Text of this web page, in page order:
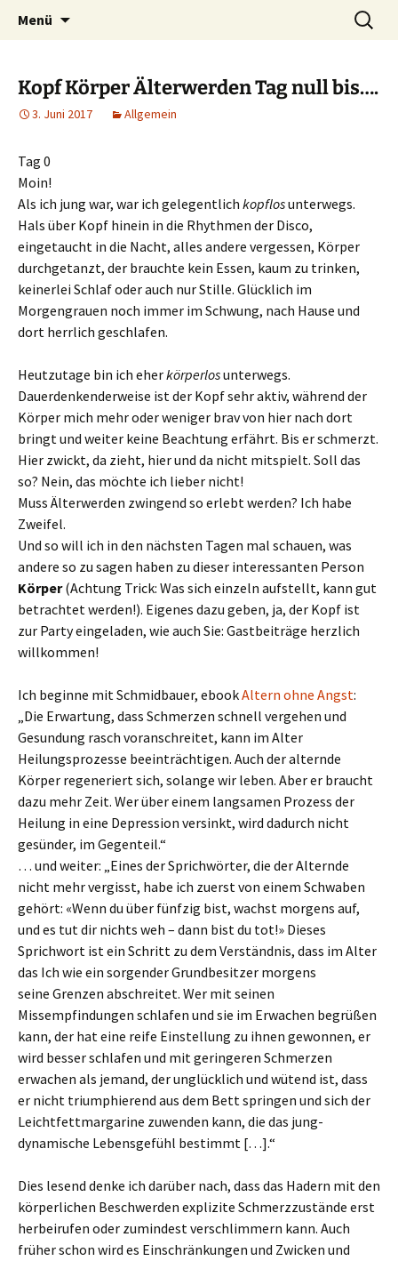
Ulrike Roderwald
Heilpraktische Psychotherapie
Menü
Suche
nach:
Kopf Körper Älterwerden Tag null bis….
3. Juni 2017 Allgemein
Tag 0
Moin!
Als ich jung war, war ich gelegentlich kopflosunterwegs.
Hals über Kopf hinein in die Rhythmen der Disco,
eingetaucht in die Nacht, alles andere vergessen, Körper
durchgetanzt, der brauchte kein Essen, kaum zu trinken,
keinerlei Schlaf oder auch nur Stille. Glücklich im
Morgengrauen noch immer im Schwung, nach Hause und
dort herrlich geschlafen.
Heutzutage bin ich eherkörperlosunterwegs.
Dauerdenkenderweise ist der Kopf sehr aktiv, während der
Körper mich mehr oder weniger brav von hier nach dort
bringt und weiter keine Beachtung erfährt. Bis er schmerzt.
Hier zwickt, da zieht, hier und da nicht mitspielt. Soll das
so? Nein, das möchte ich lieber nicht!
Muss Älterwerden zwingend so erlebt werden? Ich habe
Zweifel.
Und so will ich in den nächsten Tagen mal schauen, was
andere so zu sagen haben zu dieser interessanten Person
Körper(Achtung Trick: Was sich einzeln aufstellt, kann gut
betrachtet werden!). Eigenes dazu geben, ja, der Kopf ist
zur Party eingeladen, wie auch Sie: Gastbeiträge herzlich
willkommen!
Ich beginne mit Schmidbauer, ebookAltern ohne Angst:
„Die Erwartung, dass Schmerzen schnell vergehen und
Gesundung rasch voranschreitet, kann im Alter
Heilungsprozesse beeinträchtigen. Auch der alternde
Körper regeneriert sich, solange wir leben. Aber er braucht
dazu mehr Zeit. Wer über einem langsamen Prozess der
Heilung in eine Depression versinkt, wird dadurch nicht
gesünder, im Gegenteil.“
… und weiter: „Eines der Sprichwörter, die der Alternde
nicht mehr vergisst, habe ich zuerst von einem Schwaben
gehört: «Wenn du über fünfzig bist, wachst morgens auf,
und es tut dir nichts weh – dann bist du tot!» Dieses
Sprichwort ist ein Schritt zu dem Verständnis, dass im Alter
das Ich wie ein sorgender Grundbesitzer morgens
seine Grenzen abschreitet. Wer mit seinen
Missempfindungen schlafen und sie im Erwachen begrüßen
kann, der hat eine reife Einstellung zu ihnen gewonnen, er
wird besser schlafen und mit geringeren Schmerzen
erwachen als jemand, der unglücklich und wütend ist, dass
er nicht triumphierend aus dem Bett springen und sich der
Leichtfettmargarine zuwenden kann, die das jung-
dynamische Lebensgefühl bestimmt […].“
Dies lesend denke ich darüber nach, dass das Hadern mit den
körperlichen Beschwerden explizite Schmerzzustände erst
herbeirufen oder zumindest verschlimmern kann. Auch
früher schon wird es Einschränkungen und Zwicken und